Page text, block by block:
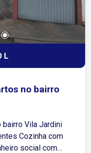
L
no bairro
bairro Vila Jardini
Cozinha com
social com